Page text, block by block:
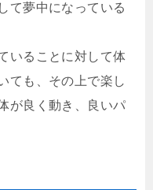
て夢中になっている
いることに対して体
ても、その上で楽し
が良く動き、良いパ